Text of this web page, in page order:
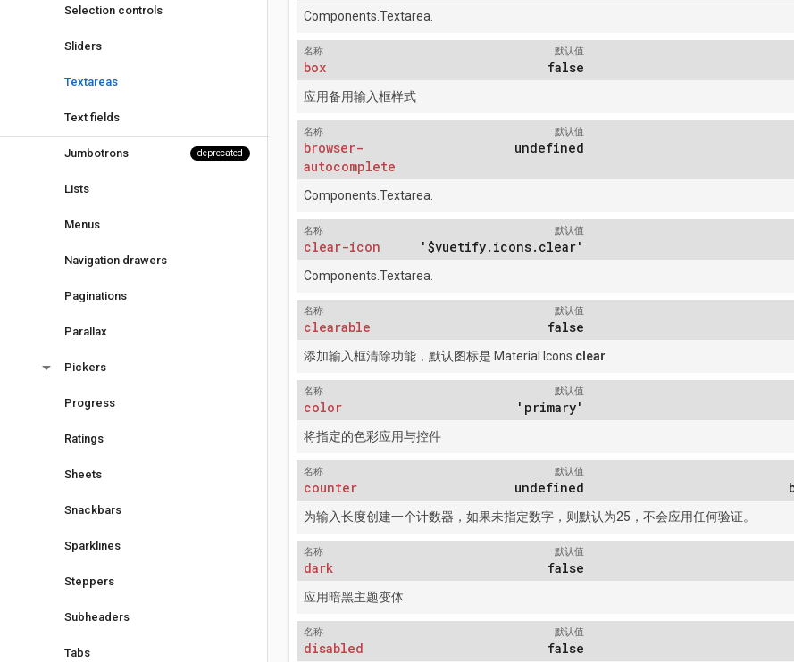
Selection controls
Sliders
Textareas
Text fields
Jumbotrons deprecated
Lists
Menus
Navigation drawers
Paginations
Parallax
arrow_drop_down Pickers
Progress
Ratings
Sheets
Snackbars
Sparklines
Steppers
Subheaders
Tabs
Components.Textarea.
名称
box
默认值
false
应用备用输入框样式
名称
browser-
autocomplete
默认值
undefined
Components.Textarea.
名称
clear-icon
默认值
'$vuetify.icons.clear'
Components.Textarea.
名称
clearable
默认值
false
添加输入框清除功能，默认图标是 Material Icons clear
名称
color
默认值
'primary'
将指定的色彩应用与控件
名称
counter
默认值
undefined
为输入长度创建一个计数器，如果未指定数字，则默认为25，不会应用任何验证。
名称
dark
默认值
false
应用暗黑主题变体
名称
disabled
默认值
false